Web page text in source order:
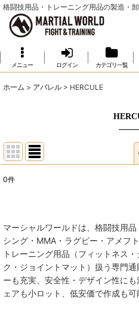
格闘技用品・トレーニング用品の製造・
メニュー ログイン カテゴリ一覧
ホーム > アパレル > HERCULE
絞り
0件
マーシャルワールドは、格闘技用
シング・MMA・ラグビー・アメフ
トレーニング用品（フィットネス
ク・ジョイントマット）扱う専門
ーも充実、安全性・デザイン性に
ェアも小ロット、低安価で作成も可